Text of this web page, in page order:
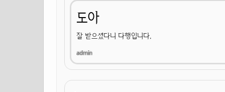
도아
잘 받으셨다니 다행입니다.